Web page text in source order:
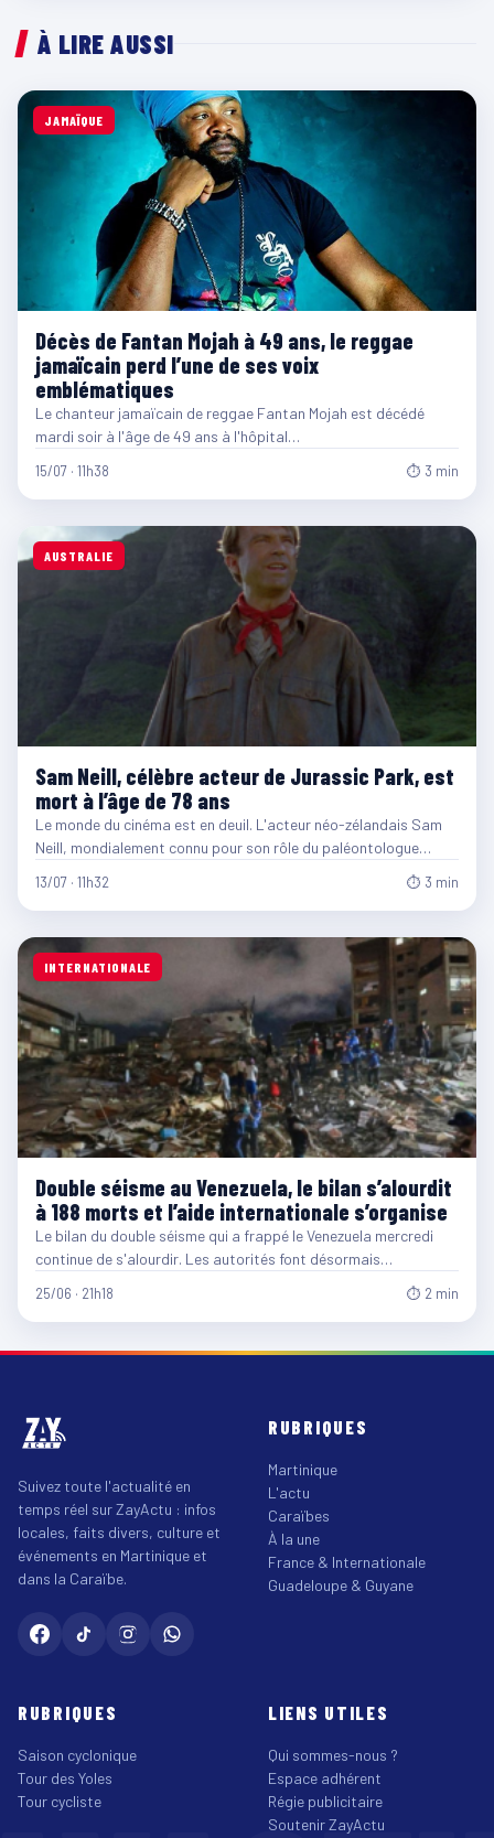
À LIRE AUSSI
JAMAÏQUE
Décès de Fantan Mojah à 49 ans, le reggae
jamaïcain perd l’une de ses voix
emblématiques
Le chanteur jamaïcain de reggae Fantan Mojah est décédé
mardi soir à l'âge de 49 ans à l'hôpital…
15/07 · 11h38 ⏱ 3 min
AUSTRALIE
Sam Neill, célèbre acteur de Jurassic Park, est
mort à l’âge de 78 ans
Le monde du cinéma est en deuil. L'acteur néo-zélandais Sam
Neill, mondialement connu pour son rôle du paléontologue…
13/07 · 11h32 ⏱ 3 min
INTERNATIONALE
Double séisme au Venezuela, le bilan s’alourdit
à 188 morts et l’aide internationale s’organise
Le bilan du double séisme qui a frappé le Venezuela mercredi
continue de s'alourdir. Les autorités font désormais…
25/06 · 21h18 ⏱ 2 min
Suivez toute l'actualité en
temps réel sur ZayActu : infos
locales, faits divers, culture et
événements en Martinique et
dans la Caraïbe.
RUBRIQUES
Martinique
L'actu
Caraïbes
À la une
France & Internationale
Guadeloupe & Guyane
RUBRIQUES
Saison cyclonique
Tour des Yoles
Tour cycliste
LIENS UTILES
Qui sommes-nous ?
Espace adhérent
Régie publicitaire
Soutenir ZayActu